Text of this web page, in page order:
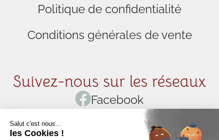
Politique de confidentialité
Conditions générales de vente
Suivez-nous sur les réseaux
Facebook
Instagram